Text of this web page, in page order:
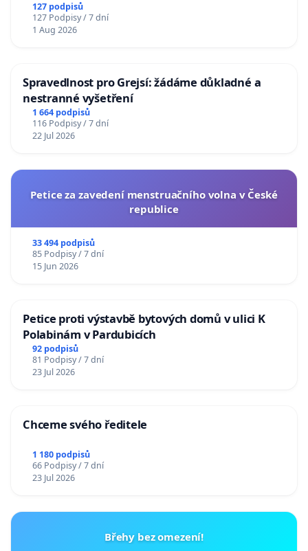
127 podpisů
127 Podpisy / 7 dní
1 Aug 2026
Spravedlnost pro Grejsí: žádáme důkladné a
nestranné vyšetření
1 664 podpisů
116 Podpisy / 7 dní
22 Jul 2026
Petice za zavedení menstruačního volna v České
republice
33 494 podpisů
85 Podpisy / 7 dní
15 Jun 2026
Petice proti výstavbě bytových domů v ulici K
Polabinám v Pardubicích
92 podpisů
81 Podpisy / 7 dní
23 Jul 2026
Chceme svého ředitele
1 180 podpisů
66 Podpisy / 7 dní
23 Jul 2026
Břehy bez omezení!